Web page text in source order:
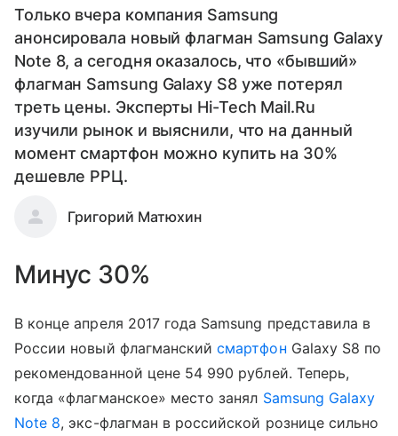
Только вчера компания Samsung
анонсировала новый флагман Samsung Galaxy
Note 8, а сегодня оказалось, что «бывший»
флагман Samsung Galaxy S8 уже потерял
треть цены. Эксперты Hi-Tech Mail.Ru
изучили рынок и выяснили, что на данный
момент смартфон можно купить на 30%
дешевле РРЦ.
Григорий Матюхин
Минус 30%
В конце апреля 2017 года Samsung представила в
России новый флагманскийсмартфон Galaxy S8 по
рекомендованной цене 54 990 рублей. Теперь,
когда «флагманское» место занял Samsung Galaxy
Note 8, экс-флагман в российской рознице сильно